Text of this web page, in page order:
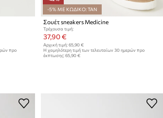
προ
-5% ΜΕ ΚΩΔΙΚΟ: TAN
Σουέτ sneakers Medicine
Τρέχουσα τιμή:
37,90 €
Αρχική τιμή: 65,90 €
Η χαμηλότερη τιμή των τελευταίων 30 ημερών προ
έκπτωσης: 65,90 €